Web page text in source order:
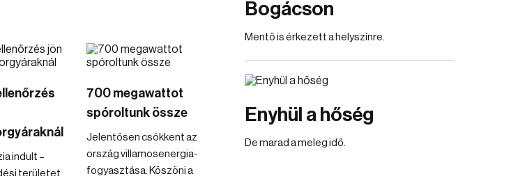
indult –
területet
700 megawattot
spóroltunk össze
Jelentősen csökkent az
ország villamosenergia-
fogyasztása. Köszöni a
Bogácson
Mentő is érkezett a helyszínre.
Enyhül a hőség
De marad a meleg idő.